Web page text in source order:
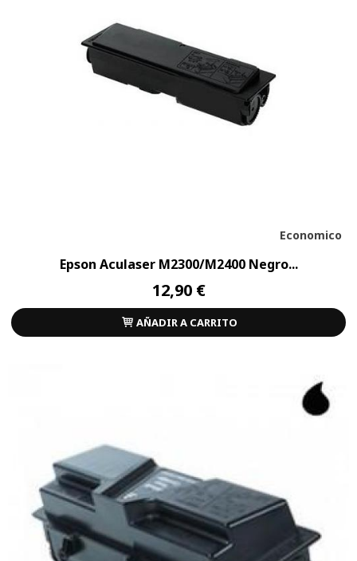
Economico
Epson Aculaser M2300/M2400 Negro...
12,90 €
AÑADIR A CARRITO